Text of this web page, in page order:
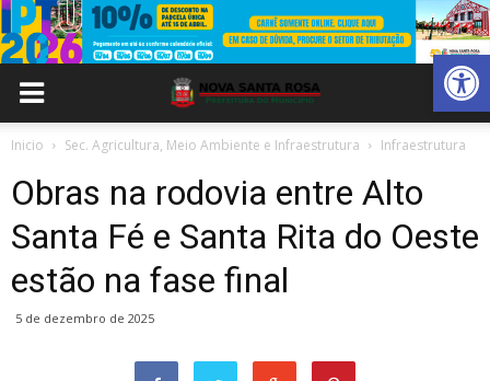
Abrir
Inicio Sec. Agricultura, Meio Ambiente e Infraestrutura Infraestrutura
Obras na rodovia entre Alto
Santa Fé e Santa Rita do Oeste
estão na fase final
5 de dezembro de 2025